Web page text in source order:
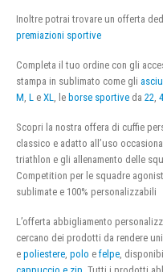
Inoltre potrai trovare un offerta
premiazioni sportive
Completa il tuo ordine con gli
stampa in sublimato come gli
M L e XL , le borse sportive da 22
Scopri la nostra offera di cuffie
classico e adatto all’uso
triathlon e gli allenamento delle
Competition per le squadre
sublimate e 100% personalizzabili
L’offerta abbigliamento
cercano dei prodotti da rendere
e poliestere, polo e felpe,